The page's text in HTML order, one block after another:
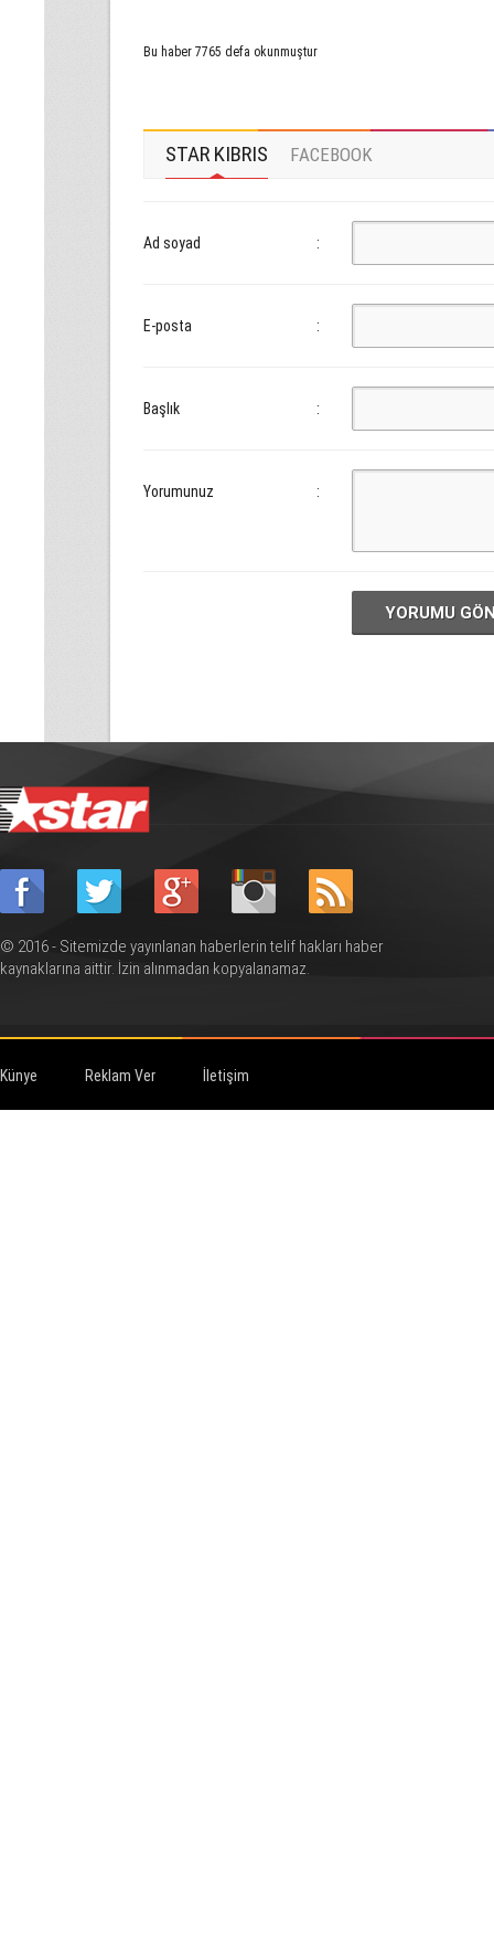
Bu haber 7765 defa okunmuştur
STAR KIBRIS FACEBOOK
Ad soyad :
E-posta :
Başlık :
Yorumunuz :
YORUMU
© 2016 - Sitemizde yayınlanan haberlerin telif hakları haber
kaynaklarına aittir. İzin alınmadan kopyalanamaz.
Künye Reklam Ver İletişim